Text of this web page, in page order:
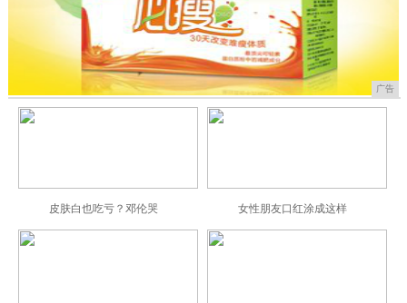
广告
皮肤白也吃亏？邓伦哭 女性朋友口红涂成这样